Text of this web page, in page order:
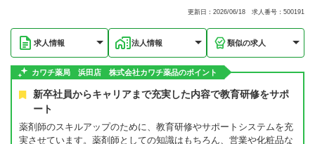
更新日：2026/06/18 求人番号：500191
求人情報 法人情報 類似の求人
カワチ薬局 浜田店 株式会社カワチ薬品のポイント
新卒社員からキャリアまで充実した内容で教育研修をサポ
ート
薬剤師のスキルアップのために、教育研修やサポートシステムを充
実させています。薬剤師としての知識はもちろん、営業や化粧品な